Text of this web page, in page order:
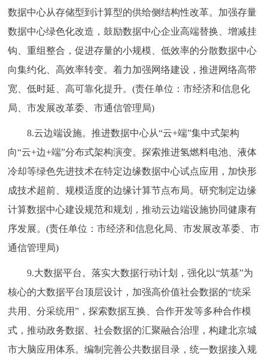
数据中心从存储型到计算型的供给侧结构性改革。加强存量
数据中心绿色化改造，鼓励数据中心企业高端替换、增减挂
钩、重组整合，促进存量的小规模、低效率的分散数据中心
向集约化、高效率转变。着力加强网络建设，推进网络高带
宽、低时延、高可靠化提升。(责任单位：市经济和信息化
局、市发展改革委、市通信管理局)
8.云边端设施。推进数据中心从“云+端”集中式架构
向“云+边+端”分布式架构演变。探索推进氢燃料电池、液体
冷却等绿色先进技术在特定边缘数据中心试点应用，加快形
成技术超前、规模适度的边缘计算节点布局。研究制定边缘
计算数据中心建设规范和规划，推动云边端设施协同健康有
序发展。(责任单位：市经济和信息化局、市发展改革委、市
通信管理局)
9.大数据平台。落实大数据行动计划，强化以“筑基”为
核心的大数据平台顶层设计，加强高价值社会数据的“统采
共用、分采统用”，探索数据互换、合作开发等多种合作模
式，推动政务数据、社会数据的汇聚融合治理，构建北京城
市大脑应用体系。编制完善公共数据目录，统一数据接入规